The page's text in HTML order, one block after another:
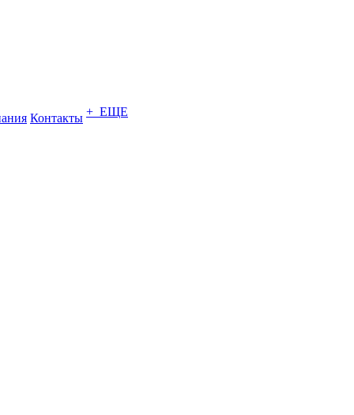
Контакты + ЕЩЕ